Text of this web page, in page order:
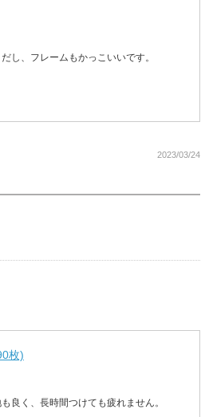
し、フレームもかっこいいです。
2023/03/24
枚)
良く、長時間つけても疲れません。